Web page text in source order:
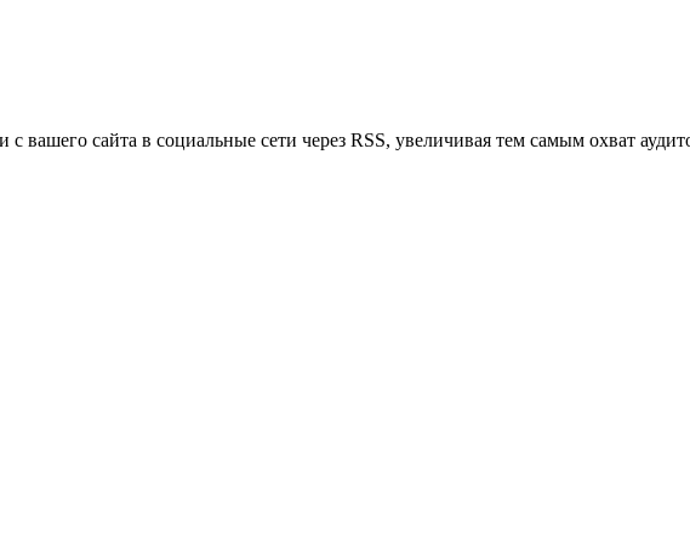
с вашего сайта в социальные сети через RSS, увеличивая тем самым охват